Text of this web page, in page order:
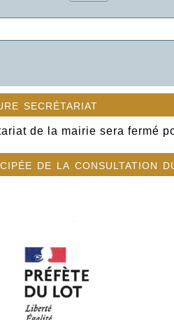
secrétariat
de la mairie sera fermé
de la consultation